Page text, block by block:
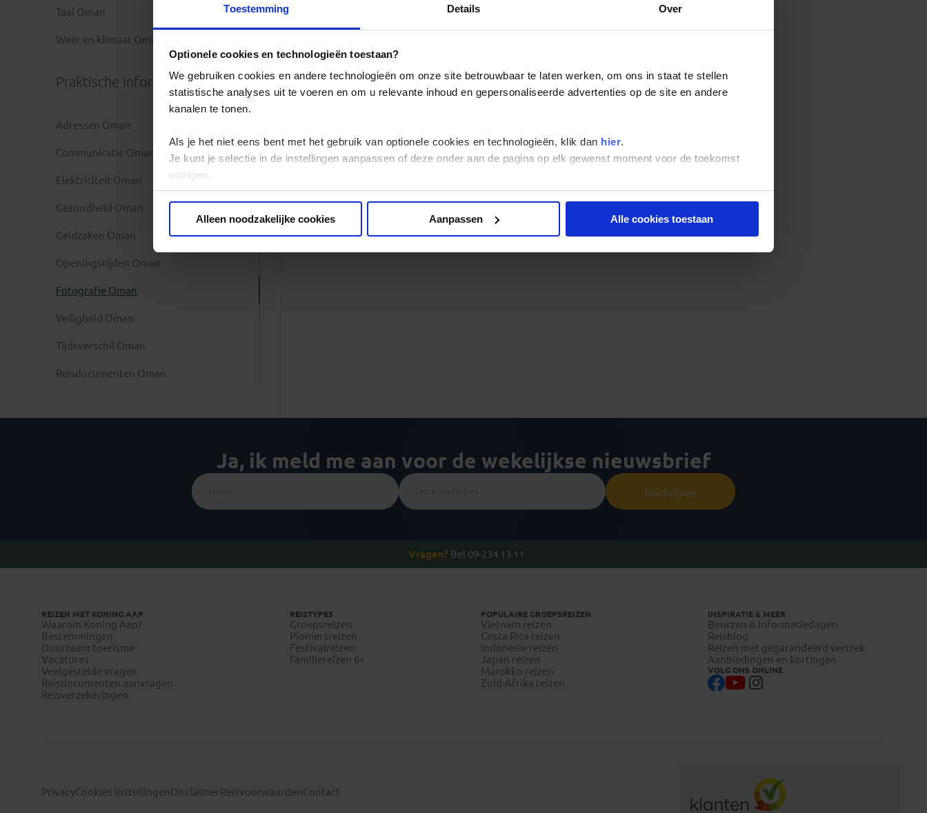
Toestemming Details Over
Optionele cookies en technologieën toestaan?
We gebruiken cookies en andere technologieën om onze site betrouwbaar te laten werken, om ons in staat te stellen
statistische analyses uit te voeren en om u relevante inhoud en gepersonaliseerde advertenties op de site en andere
kanalen te tonen.
Als je het niet eens bent met het gebruik van optionele cookies en technologieën, klik dan hier.
Je kunt je selectie in de instellingen aanpassen of deze onder aan de pagina op elk gewenst moment voor de toekomst
wijzigen.
Alleen noodzakelijke cookies
Aanpassen Alle cookies toestaan
Taal Oman
Weer en klimaat Oman
Praktische informatie
Adressen Oman
Communicatie Oman
Elektriciteit Oman
Gezondheid Oman
Geldzaken Oman
Openingstijden Oman
Fotografie Oman
Veiligheid Oman
Tijdsverschil Oman
Reisdocumenten Oman
Ja, ik meld me aan voor de wekelijkse nieuwsbrief
Inschrijven
Vragen? Bel 09-234 13 11
REIZEN MET KONING AAP
Waarom Koning Aap?
Bestemmingen
Duurzaam toerisme
Vacatures
Veelgestelde vragen
Reisdocumenten aanvragen
Reisverzekeringen
REISTYPES
Groepsreizen
Pioniersreizen
Festivalreizen
Familiereizen 6+
POPULAIRE GROEPSREIZEN
Vietnam reizen
Costa Rica reizen
Indonesie reizen
Japan reizen
Marokko reizen
Zuid-Afrika reizen
INSPIRATIE & MEER
Beurzen & informatiedagen
Reisblog
Reizen met gegarandeerd vertrek
Aanbiedingen en kortingen
VOLG ONS ONLINE
PrivacyCookies instellingen DisclaimerReisvoorwaardenContact